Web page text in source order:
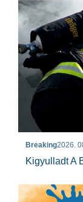
Breaking2026.
Kigyulladt A